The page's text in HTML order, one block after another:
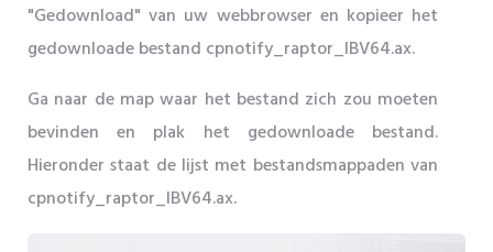
"Gedownload" van uw webbrowser en kopieer het
gedownloade bestand cpnotify_raptor_IBV64.ax.
Ga naar de map waar het bestand zich zou moeten
bevinden en plak het gedownloade bestand.
Hieronder staat de lijst met bestandsmappaden van
cpnotify_raptor_IBV64.ax.